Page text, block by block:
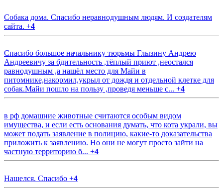
Собака дома. Спасибо неравнодушным людям. И создателям
сайта. +4
Спасибо большое начальнику тюрьмы Глызину Андрею
Андреевичу за бдительность ,тёплый приют ,неостался
равнодушным ,а нашёл место для Майи в
питомнике,накормил,укрыл от дождя и отдельной клетке для
собак.Майи пошло на пользу ,проведя меньше с... +4
в рф домашние животные считаются особым видом
имущества, и если есть основания думать, что кота украли, вы
может подать заявление в полицию, какие-то доказательства
приложить к заявлению. Но они не могут просто зайти на
частную территорию б... +4
Нашелся. Спасибо +4